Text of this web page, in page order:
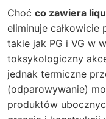
Choć co zawiera
eliminuje całkowicie
takie jak PG i VG w
toksykologiczny
jednak termiczne
(odparowywanie)
produktów